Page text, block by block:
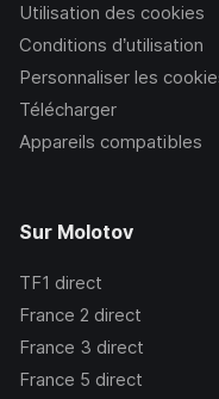
Utilisation des cookies
Conditions d’utilisation
Personnaliser les
Télécharger
Appareils compatibles
Sur Molotov
TF1 direct
France 2 direct
France 3 direct
France 5 direct